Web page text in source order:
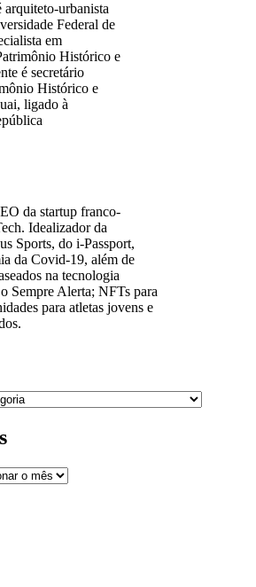
urbanista
Federal de
em
Histórico e
é secretário
Histórico e
ligado à
da startup franco-
Idealizador da
Sports, do i-Passport,
da Covid-19, além de
na tecnologia
Sempre Alerta; NFTs para
para atletas jovens e